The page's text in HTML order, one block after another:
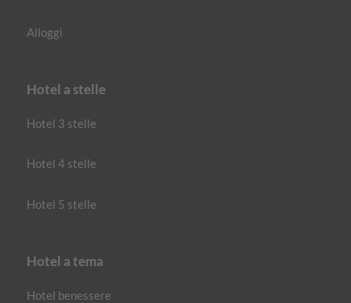
Alloggi
Hotel a stelle
Hotel 3 stelle
Hotel 4 stelle
Hotel 5 stelle
Hotel a tema
Hotel benessere